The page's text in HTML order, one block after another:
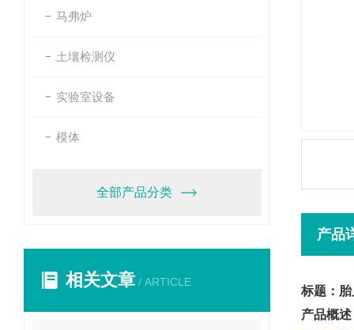
马弗炉
土壤检测仪
实验室设备
模体
全部产品分类
相关文章 / ARTICLE
产品
标题：
产品概述